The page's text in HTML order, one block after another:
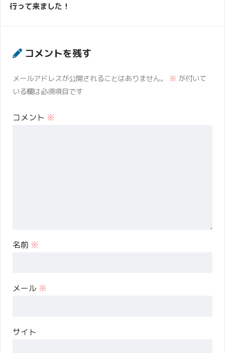
行って来ました！
コメントを残す
メールアドレスが公開されることはありません。 ※ が付いて
いる欄は必須項目です
コメント ※
名前 ※
メール ※
サイト